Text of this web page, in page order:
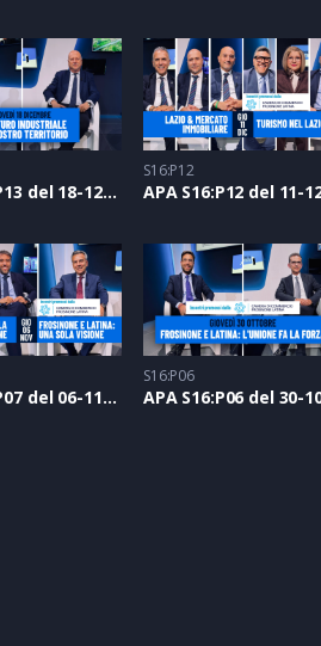
APA S16:P13 del 18-12-2025
S16:P12
APA S16:P07 del 06-11-2025
S16:P06